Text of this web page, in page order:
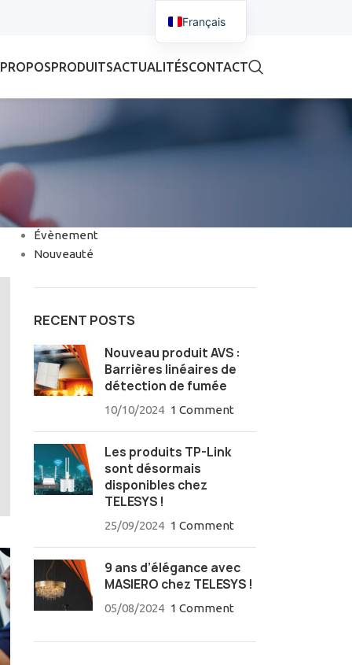
PRODUITSACTUALITÉSCONTACT
CATÉGORIES
Évènement
Nouveauté
RECENT POSTS
Nouveau produit AVS :
Barrières linéaires de
détection de fumée
10/10/2024 1 Comment
Les produits TP-Link
sont désormais
disponibles chez
TELESYS !
25/09/2024 1 Comment
9 ans d’élégance avec
MASIERO chez TELESYS !
05/08/2024 1 Comment
Français